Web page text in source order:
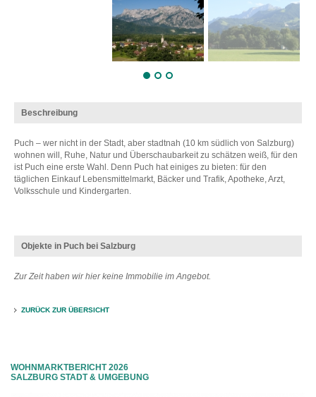
WOHNMARKTBERICHT 2026
SALZBURG STADT & UMGEBUNG
Beschreibung
Puch – wer nicht in der Stadt, aber stadtnah (10 km südlich von Salzburg)
wohnen will, Ruhe, Natur und Überschaubarkeit zu schätzen weiß, für den
ist Puch eine erste Wahl. Denn Puch hat einiges zu bieten: für den
täglichen Einkauf Lebensmittelmarkt, Bäcker und Trafik, Apotheke, Arzt,
Volksschule und Kindergarten.
Objekte in Puch bei Salzburg
Zur Zeit haben wir hier keine Immobilie im Angebot.
ZURÜCK ZUR ÜBERSICHT